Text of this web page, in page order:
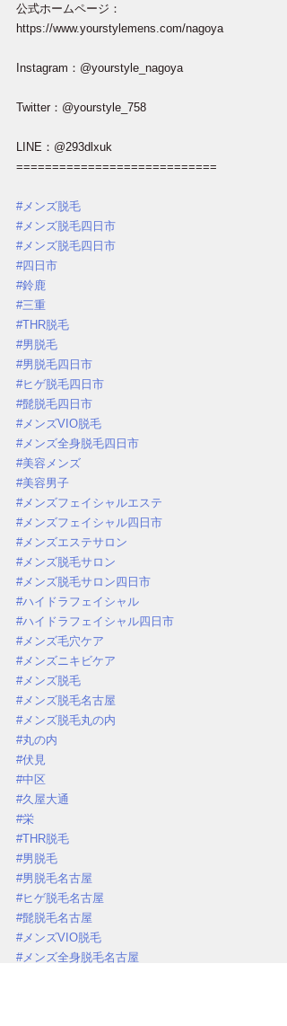
公式ホームページ：
https://www.yourstylemens.com/nagoya
Instagram：@yourstyle_nagoya
Twitter：@yourstyle_758
LINE：@293dlxuk
============================
#メンズ脱毛
#メンズ脱毛四日市
#メンズ脱毛四日市
#四日市
#鈴鹿
#三重
#THR脱毛
#男脱毛
#男脱毛四日市
#ヒゲ脱毛四日市
#髭脱毛四日市
#メンズVIO脱毛
#メンズ全身脱毛四日市
#美容メンズ
#美容男子
#メンズフェイシャルエステ
#メンズフェイシャル四日市
#メンズエステサロン
#メンズ脱毛サロン
#メンズ脱毛サロン四日市
#ハイドラフェイシャル
#ハイドラフェイシャル四日市
#メンズ毛穴ケア
#メンズニキビケア
#メンズ脱毛
#メンズ脱毛名古屋
#メンズ脱毛丸の内
#丸の内
#伏見
#中区
#久屋大通
#栄
#THR脱毛
#男脱毛
#男脱毛名古屋
#ヒゲ脱毛名古屋
#髭脱毛名古屋
#メンズVIO脱毛
#メンズ全身脱毛名古屋